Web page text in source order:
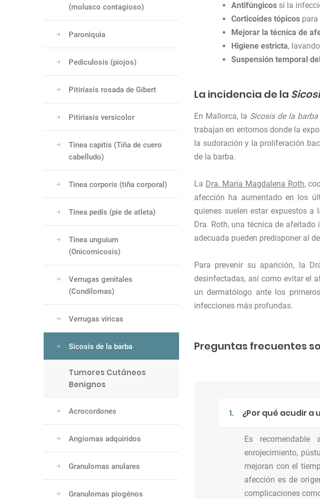
(molusco contagioso)
Paroniquia
Pediculosis (piojos)
Pitiriasis rosada de Gibert
Pitiriasis versicolor
Tinea capitis (Tiña de cuero
cabelludo)
Tinea corporis (tiña corporal)
Tinea pedis (pie de atleta)
Tinea unguium
(Onicomicosis)
Verrugas genitales
(Condilomas)
Verrugas víricas
Sicosis de la barba
Tumores Cutáneos
Benignos
Acrocordones
Angiomas adquiridos
Granulomas anulares
Granulomas piogénos
Antifúngicos si la
Corticoides tópicos
Mejorar la técnica de
Higiene estricta,
Suspensión temporal
La incidencia de la
En Mallorca, la Sicosis de la barba
trabajan en entornos donde la
la sudoración y la proliferación
de la barba.
La Dra. María Magdalena Roth,
afección ha aumentado en los
quienes suelen estar expuestos
Dra. Roth, una técnica de
adecuada pueden predisponer al
Para prevenir su aparición, la
desinfectadas, así como evitar el
un dermatólogo ante los
infecciones más profundas.
Preguntas frecuentes
1. ¿Por qué acudir a
Es
enrojecimiento,
mejoran con el
afección es de
complicaciones